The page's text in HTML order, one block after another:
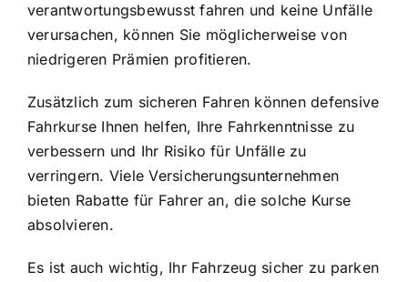
verantwortungsbewusst fahren und keine Unfälle
verursachen, können Sie möglicherweise von
niedrigeren Prämien profitieren.
Zusätzlich zum sicheren Fahren können defensive
Fahrkurse Ihnen helfen, Ihre Fahrkenntnisse zu
verbessern und Ihr Risiko für Unfälle zu
verringern. Viele Versicherungsunternehmen
bieten Rabatte für Fahrer an, die solche Kurse
absolvieren.
Es ist auch wichtig, Ihr Fahrzeug sicher zu parken